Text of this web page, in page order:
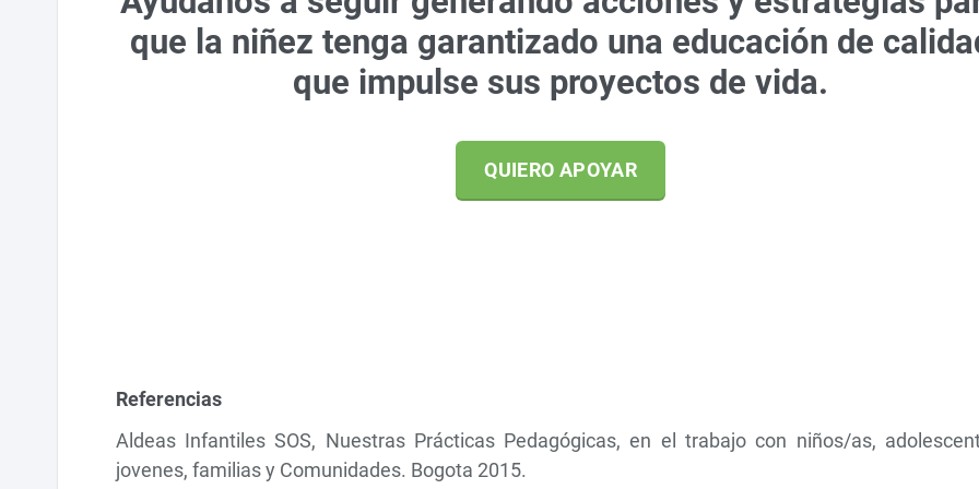
que la niñez tenga garantizado una educación de
que impulse sus proyectos de vida.
QUIERO APOYAR
Referencias
Aldeas Infantiles SOS, Nuestras Prácticas Pedagógicas, en el trabajo con niños/as,
jovenes, familias y Comunidades. Bogota 2015.